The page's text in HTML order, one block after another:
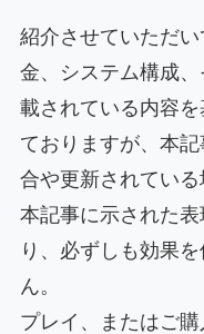
紹介させていただ
金、システム構成
載されている内容
ておりますが、本
合や更新されている
本記事に示された
り、必ずしも効果
ん。
プレイ、またはご